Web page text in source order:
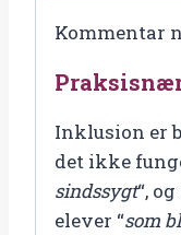
Kommentar
Inklusion er
det ikke
sindssygt“,
elever “som